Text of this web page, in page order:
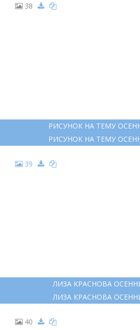
38
РИСУНОК НА ТЕМУ
РИСУНОК НА ТЕМУ
39
ЛИЗА КРАСНОВА
ЛИЗА КРАСНОВА
40